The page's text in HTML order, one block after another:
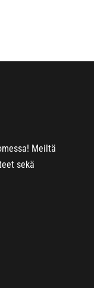
Meiltä
sekä